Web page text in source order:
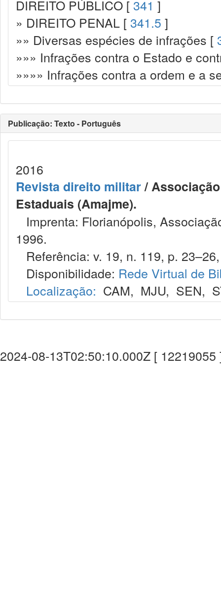
DIREITO PÚBLICO [ 341 ]
» DIREITO PENAL [ 341.5 ]
»» Diversas espécies de infrações [
»»» Infrações contra o Estado e
»»»» Infrações contra a ordem e a
Publicação: Texto - Português
2016
Revista direito militar/
Estaduais (Amajme).
Imprenta: Florianópolis,
1996.
Referência: v. 19, n. 119, p.
Disponibilidade: Rede Virtual de
Localização: CAM, MJU, SEN,
2024-08-13T02:50:10.000Z [ 12219055